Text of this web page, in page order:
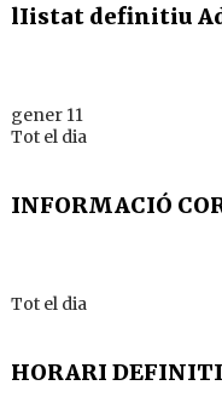
lIistat definitiu
gener 11
Tot el dia
INFORMACIÓ
Tot el dia
HORARI